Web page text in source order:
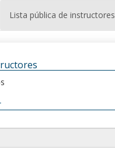
Lista pública de instructores